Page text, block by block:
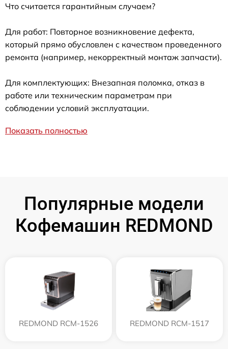
Что считается гарантийным случаем?
Для работ: Повторное возникновение дефекта,
который прямо обусловлен с качеством проведенного
ремонта (например, некорректный монтаж запчасти).
Для комплектующих: Внезапная поломка, отказ в
работе или техническим параметрам при
соблюдении условий эксплуатации.
Показать полностью
Популярные модели
Кофемашин REDMOND
REDMOND RCM-1526 REDMOND RCM-1517